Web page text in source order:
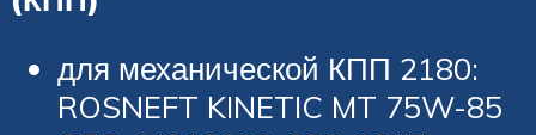
для механической КПП 2180:
ROSNEFT KINETIC MT 75W-85